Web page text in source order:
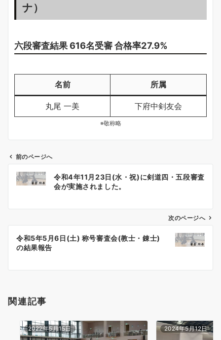
ナ）
六段審査結果 616名受審 合格率27.9%
名前 所属
丸尾 一美 下府中剣友会
※敬称略
ン
前のページへ
令和4年11月23日(水・祝)に剣道四・五段審査
会が実施されました。
次のページへ
令和5年5月6日(土) 称号審査会(教士・錬士)
の結果報告
関連記事
2022年5月15日 2024年5月12日